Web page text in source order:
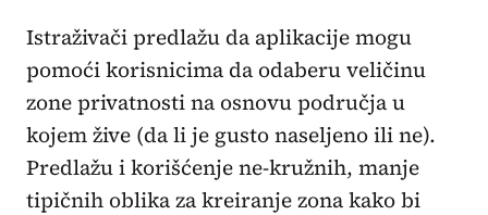
Istraživači predlažu da aplikacije mogu
pomoći korisnicima da odaberu veličinu
zone privatnosti na osnovu područja u
kojem žive (da li je gusto naseljeno ili ne).
Predlažu i korišćenje ne-kružnih, manje
tipičnih oblika za kreiranje zona kako bi